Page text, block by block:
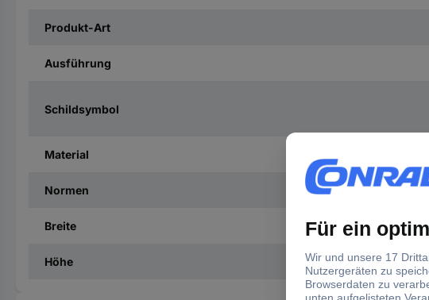
Produkt-Art
Ausführung
Schildsymbol
Material
Normen
Breite
Höhe